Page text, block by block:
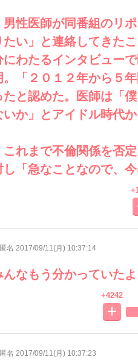
男性医師が同番組のリ
たい」と連絡してきた
にわたるインタビュー
。「２０１２年から５
たと認めた。医師は「
いか」とアイドル時代
これまで不倫関係を否
し「急なことなので、
名 2017/09/11(月) 10:37:14
んなもう分かっていた
+4242
名 2017/09/11(月) 10:37:23